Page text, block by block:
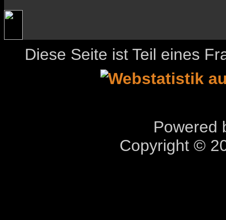
Diese Seite ist Teil eines
Powered
Copyright ©